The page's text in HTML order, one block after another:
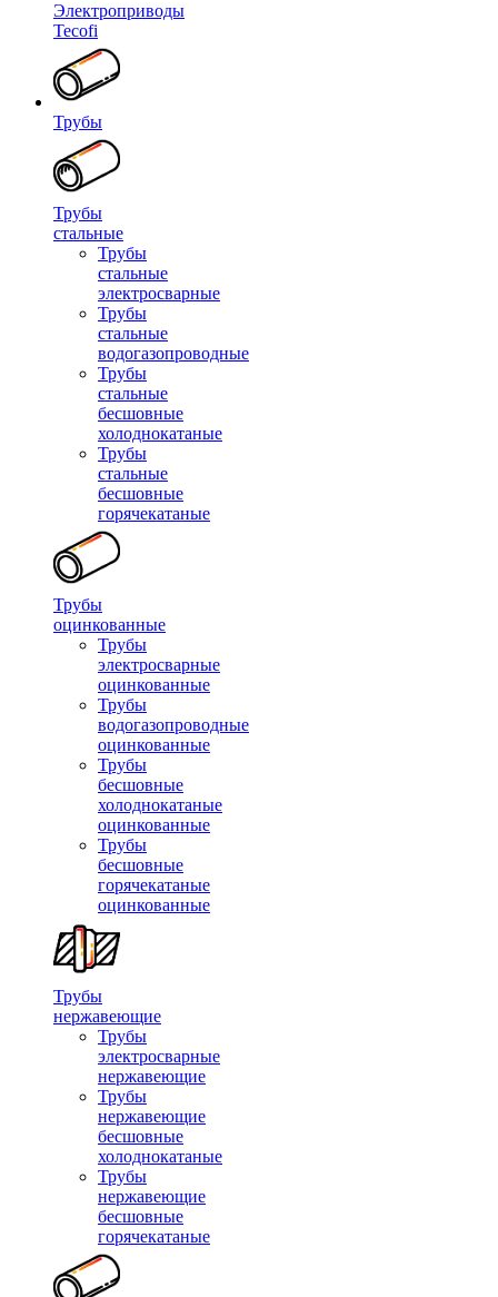
Электроприводы
Tecofi
Трубы
Трубы
стальные
Трубы
стальные
электросварные
Трубы
стальные
водогазопроводные
Трубы
стальные
бесшовные
холоднокатаные
Трубы
стальные
бесшовные
горячекатаные
Трубы
оцинкованные
Трубы
электросварные
оцинкованные
Трубы
водогазопроводные
оцинкованные
Трубы
бесшовные
холоднокатаные
оцинкованные
Трубы
бесшовные
горячекатаные
оцинкованные
Трубы
нержавеющие
Трубы
электросварные
нержавеющие
Трубы
нержавеющие
бесшовные
холоднокатаные
Трубы
нержавеющие
бесшовные
горячекатаные